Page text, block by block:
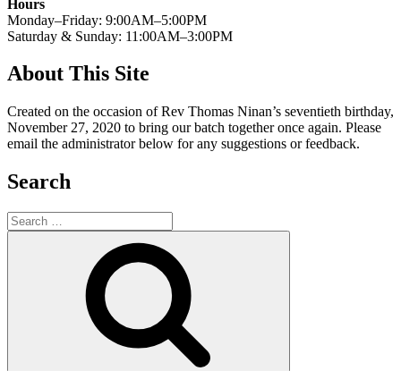
Hours
Monday–Friday: 9:00AM–5:00PM
Saturday & Sunday: 11:00AM–3:00PM
About This Site
Created on the occasion of Rev Thomas Ninan’s seventieth birthday,
November 27, 2020 to bring our batch together once again. Please
email the administrator below for any suggestions or feedback.
Search
Search
for: